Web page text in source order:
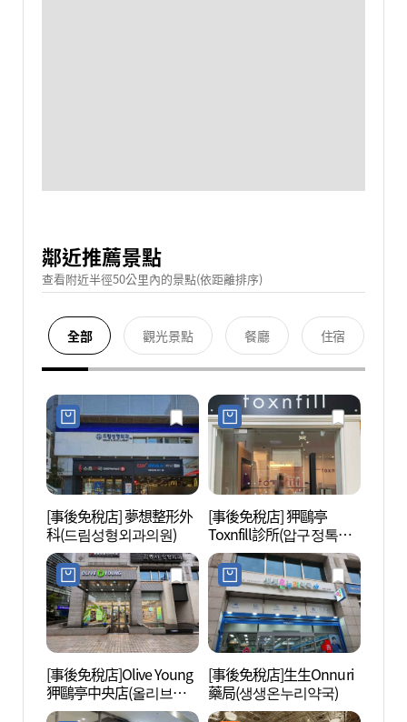
鄰近推薦景點
查看附近半徑50公里內的景點(依距離排序)
全部 觀光景點 餐廳 住宿
[事後免稅店] 夢想整形外
科(드림성형외과의원)
[事後免稅店] 狎鷗亭
Toxnfill診所(압구정톡스
앤필의원)
[事後免稅店]Olive Young
狎鷗亭中央店(올리브영
압구정중앙점)
[事後免稅店]生生Onnuri
藥局(생생온누리약국)